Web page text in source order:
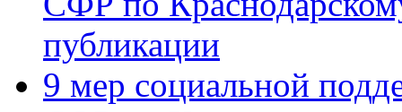
публикации
9 мер социальной